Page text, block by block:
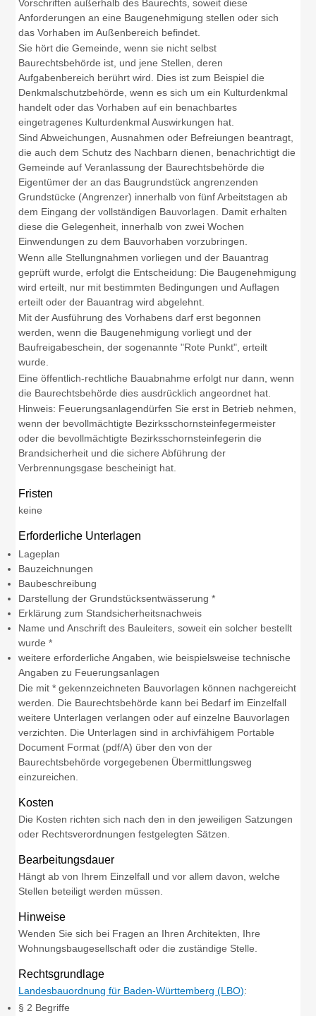
Vorschriften außerhalb des Baurechts, soweit diese
Anforderungen an eine Baugenehmigung stellen oder sich
das Vorhaben im Außenbereich befindet.
Sie hört die Gemeinde, wenn sie nicht selbst
Baurechtsbehörde ist, und jene Stellen, deren
Aufgabenbereich berührt wird. Dies ist zum Beispiel die
Denkmalschutzbehörde, wenn es sich um ein Kulturdenkmal
handelt oder das Vorhaben auf ein benachbartes
eingetragenes Kulturdenkmal Auswirkungen hat.
Sind Abweichungen, Ausnahmen oder Befreiungen beantragt,
die auch dem Schutz des Nachbarn dienen, benachrichtigt die
Gemeinde auf Veranlassung der Baurechtsbehörde die
Eigentümer der an das Baugrundstück angrenzenden
Grundstücke (Angrenzer) innerhalb von fünf Arbeitstagen ab
dem Eingang der vollständigen Bauvorlagen. Damit erhalten
diese die Gelegenheit, innerhalb von zwei Wochen
Einwendungen zu dem Bauvorhaben vorzubringen.
Wenn alle Stellungnahmen vorliegen und der Bauantrag
geprüft wurde, erfolgt die Entscheidung: Die Baugenehmigung
wird erteilt, nur mit bestimmten Bedingungen und Auflagen
erteilt oder der Bauantrag wird abgelehnt.
Mit der Ausführung des Vorhabens darf erst begonnen
werden, wenn die Baugenehmigung vorliegt und der
Baufreigabeschein, der sogenannte "Rote Punkt", erteilt
wurde.
Eine öffentlich-rechtliche Bauabnahme erfolgt nur dann, wenn
die Baurechtsbehörde dies ausdrücklich angeordnet hat.
Hinweis: Feuerungsanlagendürfen Sie erst in Betrieb nehmen,
wenn der bevollmächtigte Bezirksschornsteinfegermeister
oder die bevollmächtigte Bezirksschornsteinfegerin die
Brandsicherheit und die sichere Abführung der
Verbrennungsgase bescheinigt hat.
Fristen
keine
Erforderliche Unterlagen
Lageplan
Bauzeichnungen
Baubeschreibung
Darstellung der Grundstücksentwässerung *
Erklärung zum Standsicherheitsnachweis
Name und Anschrift des Bauleiters, soweit ein solcher bestellt
wurde *
weitere erforderliche Angaben, wie beispielsweise technische
Angaben zu Feuerungsanlagen
Die mit * gekennzeichneten Bauvorlagen können nachgereicht
werden. Die Baurechtsbehörde kann bei Bedarf im Einzelfall
weitere Unterlagen verlangen oder auf einzelne Bauvorlagen
verzichten. Die Unterlagen sind in archivfähigem Portable
Document Format (pdf/A) über den von der
Baurechtsbehörde vorgegebenen Übermittlungsweg
einzureichen.
Kosten
Die Kosten richten sich nach den in den jeweiligen Satzungen
oder Rechtsverordnungen festgelegten Sätzen.
Bearbeitungsdauer
Hängt ab von Ihrem Einzelfall und vor allem davon, welche
Stellen beteiligt werden müssen.
Hinweise
Wenden Sie sich bei Fragen an Ihren Architekten, Ihre
Wohnungsbaugesellschaft oder die zuständige Stelle.
Rechtsgrundlage
Landesbauordnung für Baden-Württemberg (LBO):
§ 2 Begriffe